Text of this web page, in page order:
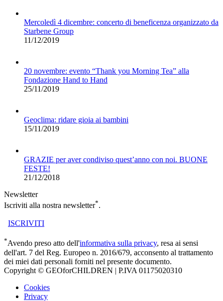
Mercoledì 4 dicembre: concerto di beneficenza organizzato da
Starbene Group
11/12/2019
20 novembre: evento “Thank you Morning Tea” alla
Fondazione Hand to Hand
25/11/2019
Geoclima: ridare gioia ai bambini
15/11/2019
GRAZIE per aver condiviso quest’anno con noi. BUONE
FESTE!
21/12/2018
Newsletter
Iscriviti alla nostra newsletter*.
ISCRIVITI
*Avendo preso atto dell'informativa sulla privacy, resa ai sensi
dell'art. 7 del Reg. Europeo n. 2016/679, acconsento al trattamento
dei miei dati personali forniti nel presente documento.
Copyright © GEOforCHILDREN | P.IVA 01175020310
Cookies
Privacy